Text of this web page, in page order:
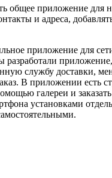
общее приложение для
и адреса,
приложение для
службу доставки,
В приложении есть
галереи и
установками